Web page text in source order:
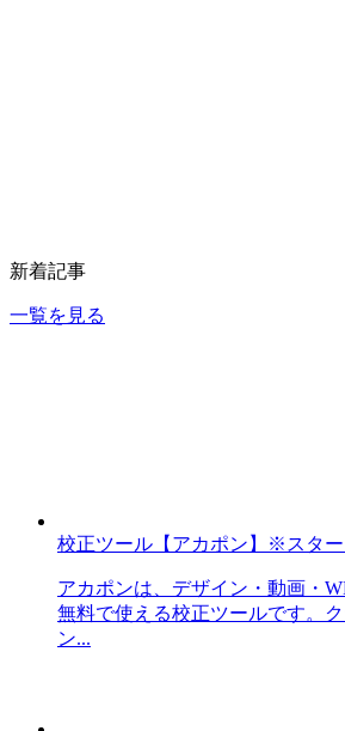
新着記事
一覧を見る
校正ツール【アカポン】※スター
アカポンは、デザイン・動画・
無料で使える校正ツールです。
ン...